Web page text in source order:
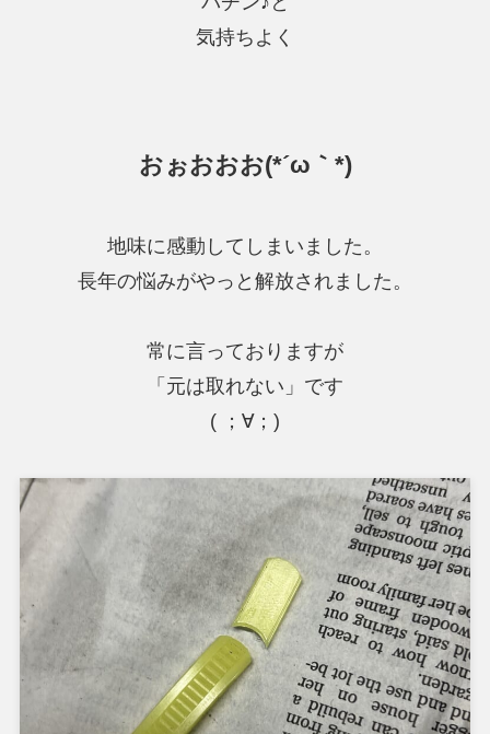
気持ちよく
おぉおおお(*´ω｀*)
地味に感動してしまいました。
長年の悩みがやっと解放されました。
常に言っておりますが
「元は取れない」です
( ；∀；)